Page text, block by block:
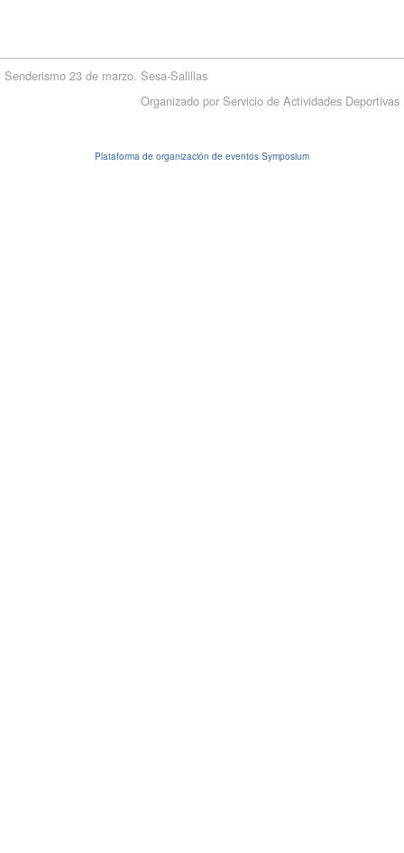
Senderismo 23 de marzo. Sesa-Salillas
Organizado por Servicio de Actividades Deportivas
Plataforma de organización de eventos Symposium